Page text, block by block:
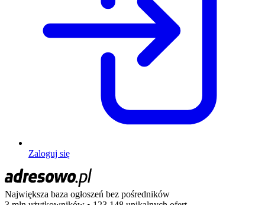
Zaloguj się
Największa baza ogłoszeń bez pośredników